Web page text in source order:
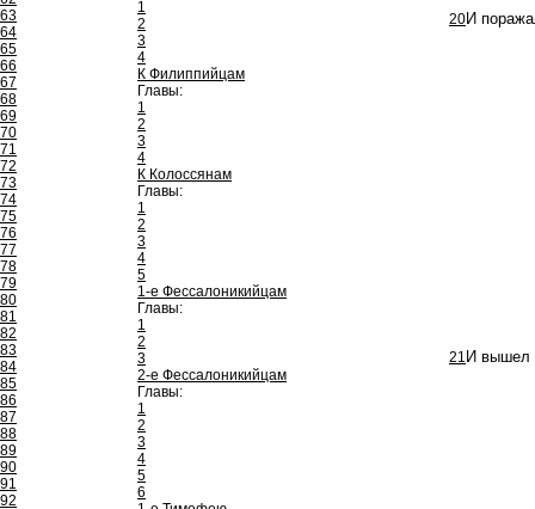
63
64
65
66
67
68
69
70
71
72
73
74
75
76
77
78
79
80
81
82
83
84
85
86
87
88
89
90
91
92
1
2
3
4
К Филиппийцам
Главы:
1
2
3
4
К Колоссянам
Главы:
1
2
3
4
5
1-е Фессалоникийцам
Главы:
1
2
3
2-е Фессалоникийцам
Главы:
1
2
3
4
5
6
20И
21 И вышел